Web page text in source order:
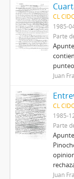
CL
1985-
Parte
Juan
CL
1985-
Parte
Juan